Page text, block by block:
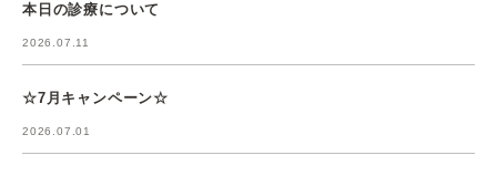
本日の診療について
2026.07.11
☆7月キャンペーン☆
2026.07.01